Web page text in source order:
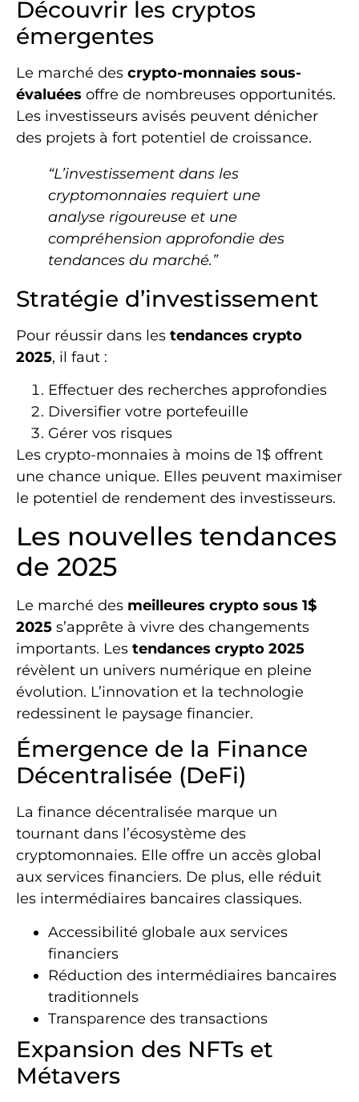
Découvrir les cryptos
émergentes
Le marché des crypto-monnaies sous-
évaluées offre de nombreuses opportunités.
Les investisseurs avisés peuvent dénicher
des projets à fort potentiel de croissance.
“L’investissement dans les
cryptomonnaies requiert une
analyse rigoureuse et une
compréhension approfondie des
tendances du marché.”
Stratégie d’investissement
Pour réussir dans les tendances crypto
2025, il faut :
Effectuer des recherches approfondies
Diversifier votre portefeuille
Gérer vos risques
Les crypto-monnaies à moins de 1$ offrent
une chance unique. Elles peuvent maximiser
le potentiel de rendement des investisseurs.
Les nouvelles tendances
de 2025
Le marché des meilleures crypto sous 1$
2025 s’apprête à vivre des changements
importants. Les tendances crypto 2025
révèlent un univers numérique en pleine
évolution. L’innovation et la technologie
redessinent le paysage financier.
Émergence de la Finance
Décentralisée (DeFi)
La finance décentralisée marque un
tournant dans l’écosystème des
cryptomonnaies. Elle offre un accès global
aux services financiers. De plus, elle réduit
les intermédiaires bancaires classiques.
Accessibilité globale aux services
financiers
Réduction des intermédiaires bancaires
traditionnels
Transparence des transactions
Expansion des NFTs et
Métavers